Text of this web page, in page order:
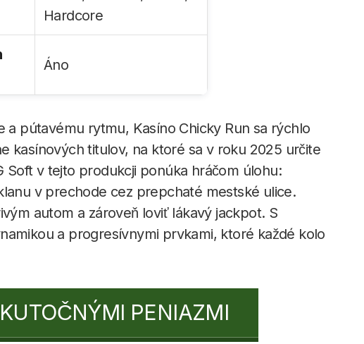
Hardcore
Áno
a pútavému rytmu, Kasíno Chicky Run sa rýchlo
kasínových titulov, na ktoré sa v roku 2025 určite
v tejto produkcji ponúka hráčom úlohu:
v prechode cez prepchaté mestské ulice.
autom a zároveň loviť lákavý jackpot. S
a progresívnymi prvkami, ktoré každé kolo
PENIAZMI